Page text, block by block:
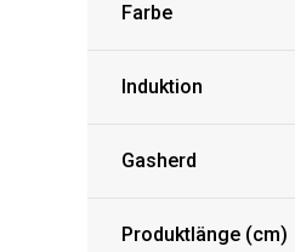
Farbe
Induktion
Gasherd
Produktlänge (cm)